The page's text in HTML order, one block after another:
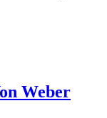
Weber